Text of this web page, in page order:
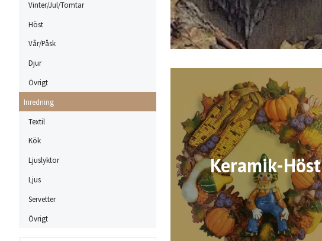
Vinter/Jul/Tomtar
Höst
Vår/Påsk
Djur
Övrigt
Inredning
Textil
Kök
Ljuslyktor
Ljus
Servetter
Övrigt
Keramik-Höst